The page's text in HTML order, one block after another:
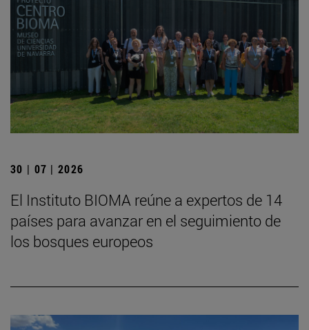
30 | 07 | 2026
El Instituto BIOMA reúne a expertos de 14
países para avanzar en el seguimiento de
los bosques europeos